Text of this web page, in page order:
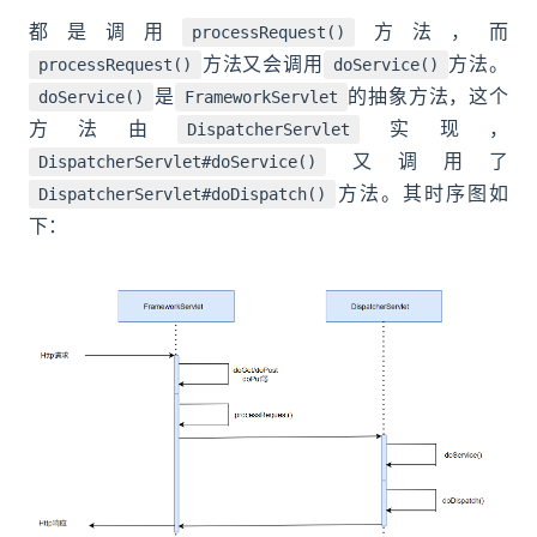
都是调用 processRequest() 方法，而
processRequest() 方法又会调用 doService() 方法。
doService() 是 FrameworkServlet
的抽象方法，这个
方法由
DispatcherServlet 实现，
DispatcherServlet#doService() 又调用了
DispatcherServlet#doDispatch()
方法。其时序图如
下：